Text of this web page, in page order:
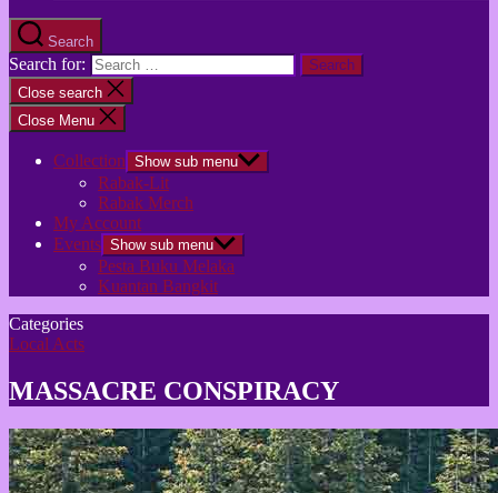
Search
Search for:
Close search
Close Menu
Collection Show sub menu
Rabak-Lit
Rabak Merch
My Account
Events Show sub menu
Pesta Buku Melaka
Kuantan Bangkit
Categories
Local Acts
MASSACRE CONSPIRACY